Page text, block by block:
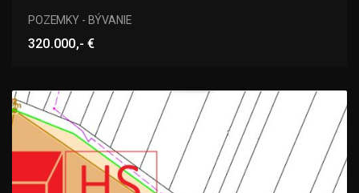
Nitra
POZEMKY - BÝVANIE
320.000,- €